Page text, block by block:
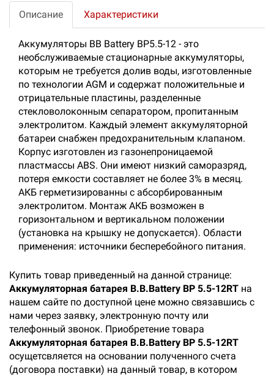
Описание Характеристики
Аккумуляторы BB Battery BP5.5-12 - это
необслуживаемые стационарные аккумуляторы,
которым не требуется долив воды, изготовленные
по технологии AGM и содержат положительные и
отрицательные пластины, разделенные
стекловолоконным сепаратором, пропитанным
электролитом. Каждый элемент аккумуляторной
батареи снабжен предохранительным клапаном.
Корпус изготовлен из газонепроницаемой
пластмассы ABS. Они имеют низкий саморазряд,
потеря емкости составляет не более 3% в месяц.
АКБ герметизированны с абсорбированным
электролитом. Монтаж АКБ возможен в
горизонтальном и вертикальном положении
(установка на крышку не допускается). Области
применения: источники бесперебойного питания.
Купить товар приведенный на данной странице:
Аккумуляторная батарея B.B.Battery BP 5.5-12RT на
нашем сайте по доступной цене можно связавшись с
нами через заявку, электронную почту или
телефонный звонок. Приобретение товара
Аккумуляторная батарея B.B.Battery BP 5.5-12RT
осущетсвляется на основании полученного счета
(договора поставки) на данный товар, в котором